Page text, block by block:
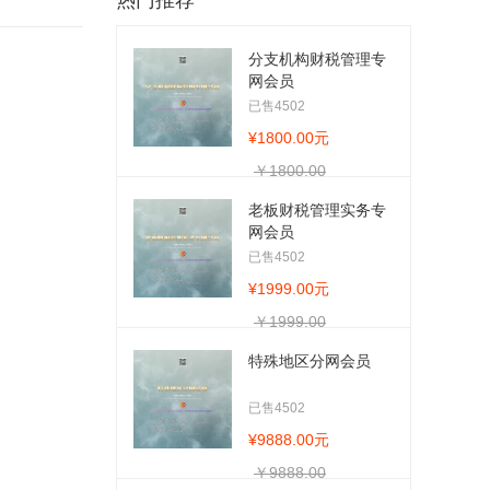
分支机构财税管理专
网会员
已售4502
¥1800.00元
￥1800.00
老板财税管理实务专
网会员
已售4502
¥1999.00元
￥1999.00
特殊地区分网会员
已售4502
¥9888.00元
￥9888.00